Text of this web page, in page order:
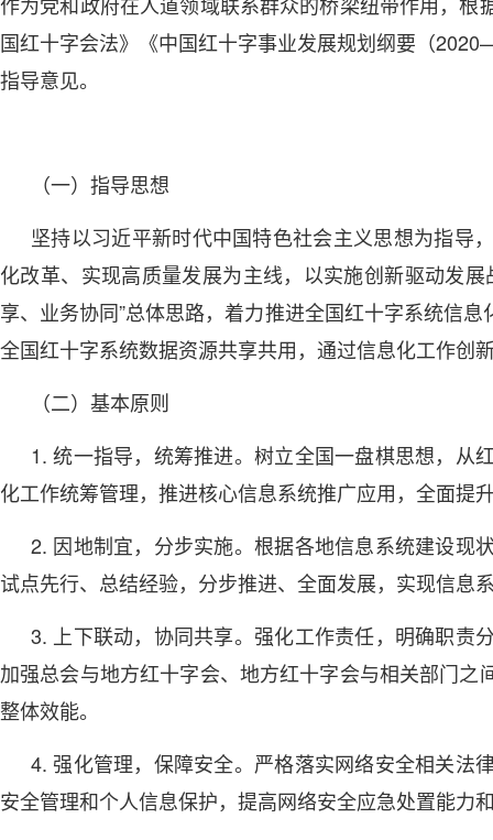
国红十字会法》《中国红十字事业发展规划纲要（
指导意见。
（一）指导思想
坚持以习近平新时代中国特色社会主义思想为指导
化改革、实现高质量发展为主线，以实施创新驱动发
享、业务协同”总体思路，着力推进全国红十字系统信
全国红十字系统数据资源共享共用，通过信息化工作创
（二）基本原则
1. 统一指导，统筹推进。树立全国一盘棋思想，从
化工作统筹管理，推进核心信息系统推广应用，全面提
2. 因地制宜，分步实施。根据各地信息系统建设现
试点先行、总结经验，分步推进、全面发展，实现信息
3. 上下联动，协同共享。强化工作责任，明确职责
加强总会与地方红十字会、地方红十字会与相关部门
整体效能。
4. 强化管理，保障安全。严格落实网络安全相关法
安全管理和个人信息保护，提高网络安全应急处置能力